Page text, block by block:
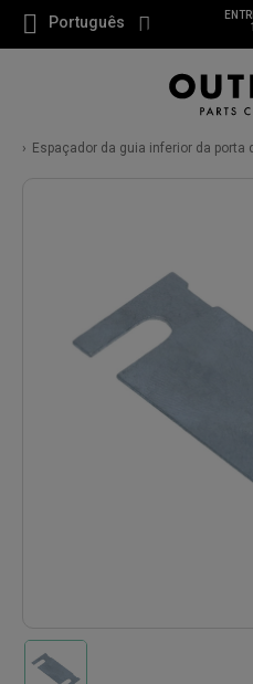
Português
Espaçador da guia inferior da porta